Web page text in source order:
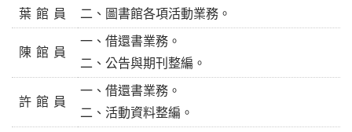
葉館員
二、圖書館各項活動業務。
陳館員
一、借還書業務。
二、公告與期刊整編。
許館員
一、借還書業務。
二、活動資料整編。